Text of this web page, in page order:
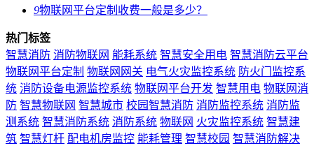
9物联网平台定制收费一般是多少？
热门标签
智慧消防 消防物联网 能耗系统 智慧安全用电 智慧消防云平台
物联网平台定制 物联网网关 电气火灾监控系统 防火门监控系
统 消防设备电源监控系统 物联网平台开发 智慧用电 物联网消
防 智慧物联网 智慧城市 校园智慧消防 消防监控系统 消防监
测系统 智慧消防系统 消防系统 物联网 火灾监控系统 智慧建
筑 智慧灯杆 配电机房监控 能耗管理 智慧校园 智慧消防解决